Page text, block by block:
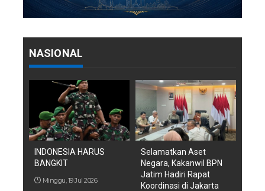
NASIONAL
INDONESIA HARUS
BANGKIT
Minggu, 19 Jul 2026
Selamatkan Aset
Negara, Kakanwil BPN
Jatim Hadiri Rapat
Koordinasi di Jakarta